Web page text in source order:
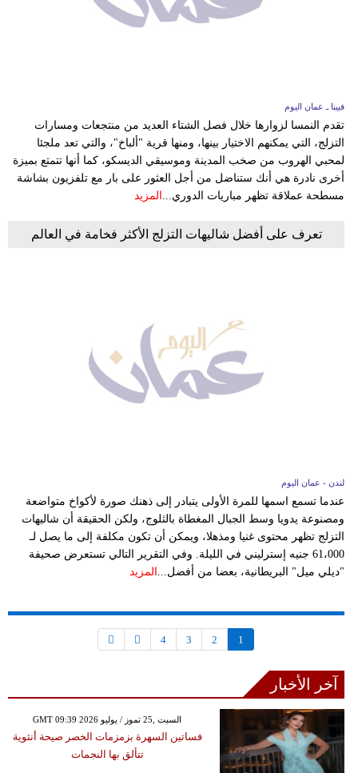
فيينا ـ عمان اليوم
تقدم النمسا لزوارها خلال فصل الشتاء العديد من منتجعات ومسارات
التزلج، التي يمكنهم الاختيار بينها، ومنها قرية "ألباخ"، والتي تعد ملجئا
لمحبي الهروب من صخب المدينة وموسيقي الديسكو، كما أنها تتمتع بميزة
أخرى نادرة هي أنك ستناضل من أجل العثور على بار مع تلفزيون بشاشة
مسطحة عملاقة تظهر مباريات الدوري... المزيد
تعرف على أفضل شاليهات التزلج الأكثر فخامة في العالم
لندن - عمان اليوم
عندما تسمع اسمها للمرة الأولى يتبادر إلى ذهنك صورة لأكواخ متواضعة
ومصنوعة يدويا وسط الجبال المغطاة بالثلوج، ولكن الحقيقة أن شاليهات
التزلج تظهر محتوى غنيا ومذهلا، ويمكن أن تكون مكلفة إلى ما يصل لـ
61،000 جنيه إسترليني في الليلة. وفي التقرير التالي تستعرض صحيفة
"ديلي ميل" البريطانية، بعضا من أفضل... المزيد
1
2
3
4
آخر الأخبار
GMT 09:39 2026 السبت ,25 تموز / يوليو
فساتين السهرة بزمزمات الخصر صيحة أنثوية
تتألق بها النجمات